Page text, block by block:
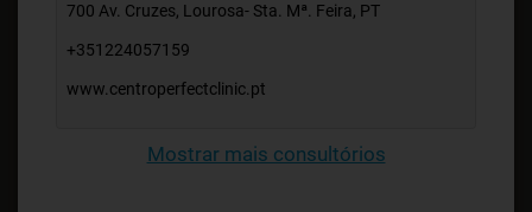
700 Av. Cruzes, Lourosa- Sta. Mª. Feira, PT
+351224057159
www.centroperfectclinic.pt
Mostrar mais consultórios